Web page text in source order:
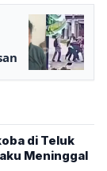
di Teluk
Meninggal